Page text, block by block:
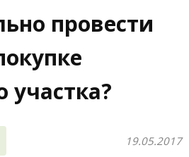
провести
участка?
19.05.2017